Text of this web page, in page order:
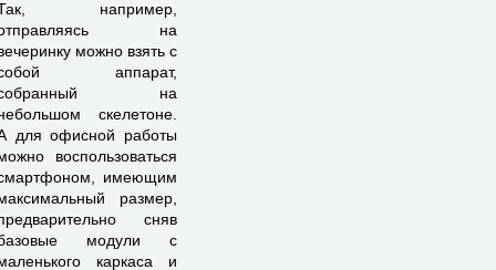
например,
на
можно взять с
аппарат,
на
скелетоне.
для офисной работы
воспользоваться
имеющим
размер,
сняв
модули с
каркаса и